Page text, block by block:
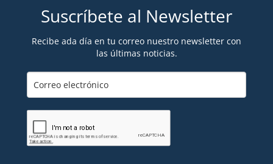
Suscríbete al Newsletter
Recibe ada día en tu correo nuestro newsletter con
las últimas noticias.